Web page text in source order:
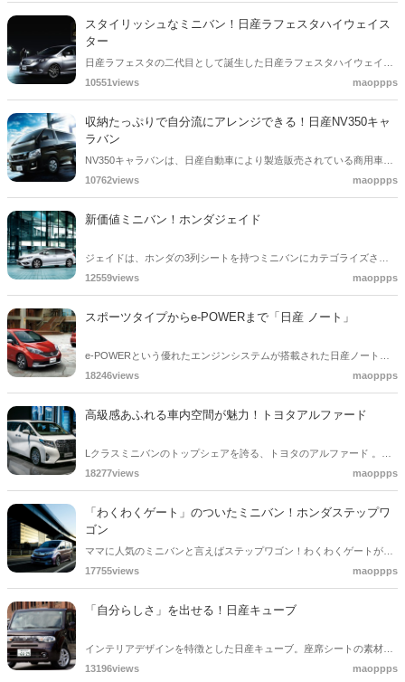
す。小さいお子さん連れも、高齢者のご家族にも、家族それぞれのニ
ーズに合う車のカタチを実現しています。
スタイリッシュなミニバン！日産ラフェスタハイウェイス
ター
日産ラフェスタの二代目として誕生した日産ラフェスタハイウェイス
ターの人気の由縁を探り、魅力をピックアップして紹介しています。
ア、防犯に効果的なインテリジェントキーなど、充実の快適性能や安
全性を誇ります。
10551views maoppps
収納たっぷりで自分流にアレンジできる！日産NV350キャ
ラバン
NV350キャラバンは、日産自動車により製造販売されている商用車並
びに乗用車です。ワンボックスタイプで特に小型商用車のトップブラ
を乗せたりすることができます。
10762views maoppps
新価値ミニバン！ホンダジェイド
ジェイドは、ホンダの3列シートを持つミニバンにカテゴライズされ
る車です。しかし、発売当初は自らはミニバンを名乗ってはいなかっ
そうです。さて、そんな新価値ミニバンジェイドはどんな車か見てい
きましょう！
12559views maoppps
スポーツタイプからe-POWERまで「日産 ノート」
e-POWERという優れたエンジンシステムが搭載された日産ノート
は、走りがスムーズで快適に運転することができます。また、日産の
す。そのほかにも、多くの良いとこがコンパクトに詰まった車となっ
ています。
18246views maoppps
高級感あふれる車内空間が魅力！トヨタアルファード
Lクラスミニバンのトップシェアを誇る、トヨタのアルファード 。ア
ルファードの特徴といえば、やはり車内空間だと思います。高級感満
なっています。また、運転支援や安全装備も充実した車となっていま
す。
18277views maoppps
「わくわくゲート」のついたミニバン！ホンダステップワ
ゴン
ママに人気のミニバンと言えばステップワゴン！わくわくゲートがつ
いているので、乗り降りがさらに楽しくなっています。収納スペース
た、安全装備も充実しているため安心して運転ができます。
17755views maoppps
「自分らしさ」を出せる！日産キューブ
インテリアデザインを特徴とした日産キューブ。座席シートの素材や
色が異なる個性的な7種のインテリアから好みに合ったデザインを選
13196views maoppps